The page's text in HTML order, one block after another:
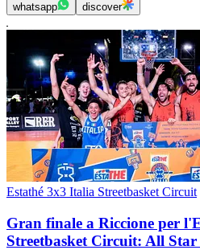
whatsapp discover
Estathé 3x3 Italia Streetbasket Circuit
Gran finale a Riccione per
Streetbasket Circuit: All